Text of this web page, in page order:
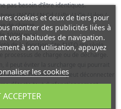
pas besoin d'être identiques.
(NiMH / NiCd / LiPo / LiFe / Lilon /
de charge.
100W maxi.
de la fonction dite AUTO qui règle
de charge ou de décharge.
il peut éviter la surcharge qui pourrait
de l'utilisateur. Il peut déconnecter
détecte tout dysfonctionnement.
été contrôlés par une liaison et une
atteindre une sécurité maximale et
cookies et ceux de tiers pour
montrer des publicités liées à
vos habitudes de navigation.
à son utilisation, appuyez
les cookies